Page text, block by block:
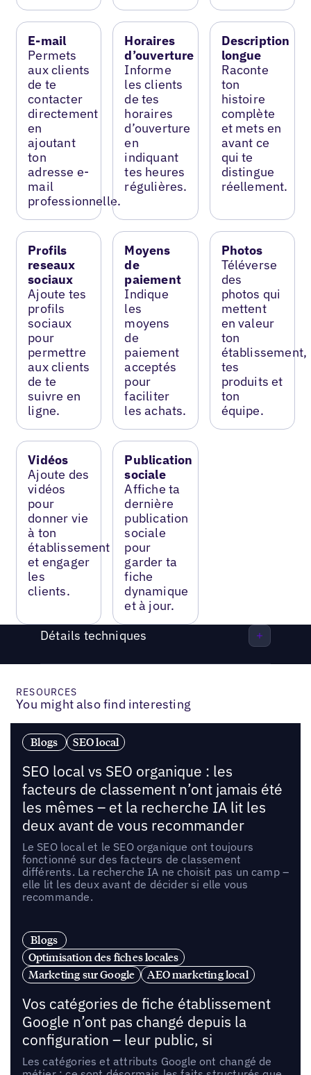
E-mail
Permets
aux clients
de te
contacter
directement
en
ajoutant
ton
adresse e-
mail
professionnelle.
Horaires
d’ouverture
Informe
les clients
de tes
horaires
d’ouverture
en
indiquant
tes heures
régulières.
Description
longue
Raconte
ton
histoire
complète
et mets en
avant ce
qui te
distingue
réellement.
Profils
reseaux
sociaux
Ajoute tes
profils
sociaux
pour
permettre
aux clients
de te
suivre en
ligne.
Moyens
de
paiement
Indique
les
moyens
de
paiement
acceptés
pour
faciliter
les achats.
Photos
Téléverse
des
photos qui
mettent
en valeur
ton
établissement,
tes
produits et
ton
équipe.
Vidéos
Ajoute des
vidéos
pour
donner vie
à ton
établissement
et engager
les
clients.
Publication
sociale
Affiche ta
dernière
publication
sociale
pour
garder ta
fiche
dynamique
et à jour.
Détails techniques
RESOURCES
You might also find interesting
Blogs SEO local
SEO local vs SEO organique : les
facteurs de classement n’ont jamais été
les mêmes – et la recherche IA lit les
deux avant de vous recommander
Le SEO local et le SEO organique ont toujours
fonctionné sur des facteurs de classement
différents. La recherche IA ne choisit pas un camp –
elle lit les deux avant de décider si elle vous
recommande.
Blogs
Optimisation des fiches locales
Marketing sur Google
AEO marketing local
Vos catégories de fiche établissement
Google n’ont pas changé depuis la
configuration – leur public, si
Les catégories et attributs Google ont changé de